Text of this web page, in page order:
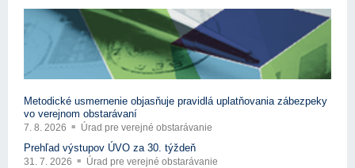
Metodické usmernenie objasňuje pravidlá uplatňovania zábezpeky
vo verejnom obstarávaní
7. 8. 2026 Úrad pre verejné obstarávanie
Prehľad výstupov ÚVO za 30. týždeň
31. 7. 2026 Úrad pre verejné obstarávanie